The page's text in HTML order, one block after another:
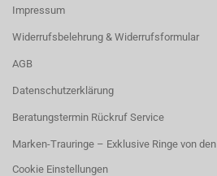
Impressum
Widerrufsbelehrung & Widerrufsformular
AGB
Datenschutzerklärung
Beratungstermin Rückruf Service
Marken-Trauringe – Exklusive Ringe von
Cookie Einstellungen